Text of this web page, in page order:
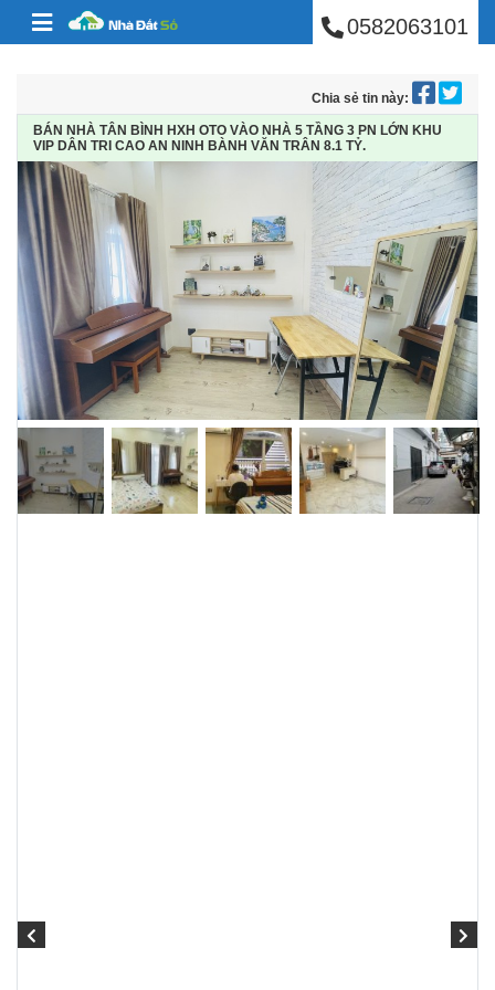
Skip to content BÁN NHÀ PHÚ0582063101
Chia sẻ tin này:
BÁN NHÀ TÂN BÌNH HXH OTO VÀO NHÀ 5 TẦNG 3 PN LỚN KHU
VIP DÂN TRI CAO AN NINH BÀNH VĂN TRÂN 8.1 TỶ.